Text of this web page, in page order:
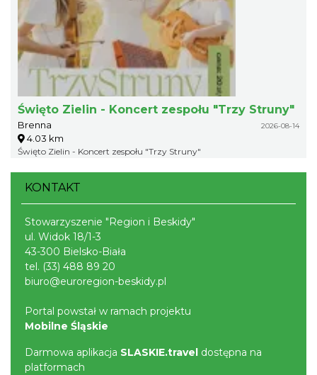
Święto Zielin - Koncert zespołu "Trzy Struny"
Brenna 2026-08-14
4.03 km
Święto Zielin - Koncert zespołu "Trzy Struny"
KONTAKT
Stowarzyszenie "Region i Beskidy"
ul. Widok 18/1-3
43-300 Bielsko-Biała
tel. (33) 488 89 20
biuro@euroregion-beskidy.pl
Portal powstał w ramach projektu
Mobilne Śląskie
Darmowa aplikacja SLASKIE.travel dostępna na
platformach